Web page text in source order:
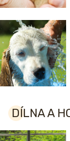
DÍLNA A